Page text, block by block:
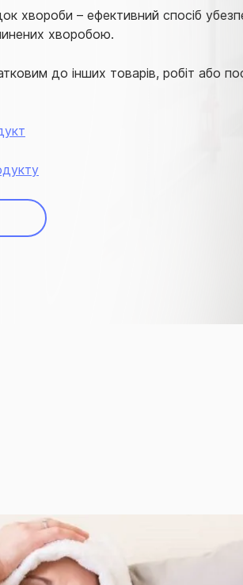
хвороби – ефективний спосіб
хворобою.
до інших товарів, робіт або